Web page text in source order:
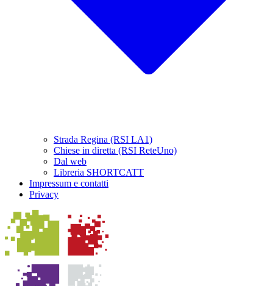
Strada Regina (RSI LA1)
Chiese in diretta (RSI ReteUno)
Dal web
Libreria SHORTCATT
Impressum e contatti
Privacy